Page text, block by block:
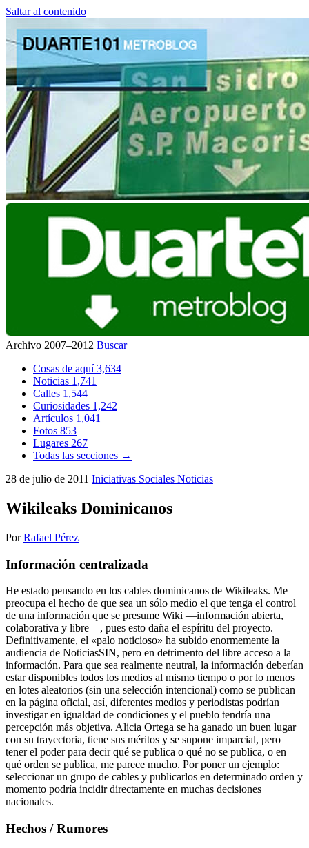
Saltar al contenido
Archivo 2007–2012 Buscar
Cosas de aquí3,634
Noticias 1,741
Calles 1,544
Curiosidades 1,242
Artículos 1,041
Fotos 853
Lugares 267
Todas las secciones →
28 de julio de 2011 Iniciativas Sociales Noticias
Wikileaks Dominicanos
PorRafael Pérez
Información centralizada
He estado pensando en los cables dominicanos de Wikileaks. Me
preocupa el hecho de que sea un sólo medio el que tenga el control
de una información que se presume Wiki —información abierta,
colaborativa y libre—, pues esto daña el espíritu del proyecto.
Definitivamente, el «palo noticioso» ha subido enormemente la
audiencia de NoticiasSIN, pero en detrimento del libre acceso a la
información. Para que sea realmente neutral, la información deberían
estar disponibles todos los medios al mismo tiempo o por lo menos
en lotes aleatorios (sin una selección intencional) como se publican
en la página oficial, así, diferentes medios y periodistas podrían
investigar en igualdad de condiciones y el pueblo tendría una
percepción más objetiva. Alicia Ortega se ha ganado un buen lugar
con su trayectoria, tiene sus méritos y se supone imparcial, pero
tener el poder para decir qué se publica o qué no se publica, o en
qué orden se publica, me parece mucho. Por poner un ejemplo:
seleccionar un grupo de cables y publicarlos en determinado orden y
momento podría incidir directamente en muchas decisiones
nacionales.
Hechos / Rumores